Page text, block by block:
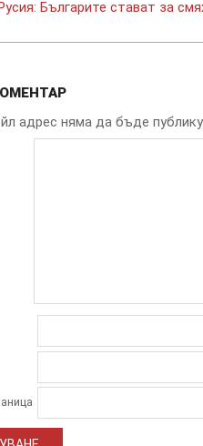
Русия: Българите стават за
адрес няма да бъде